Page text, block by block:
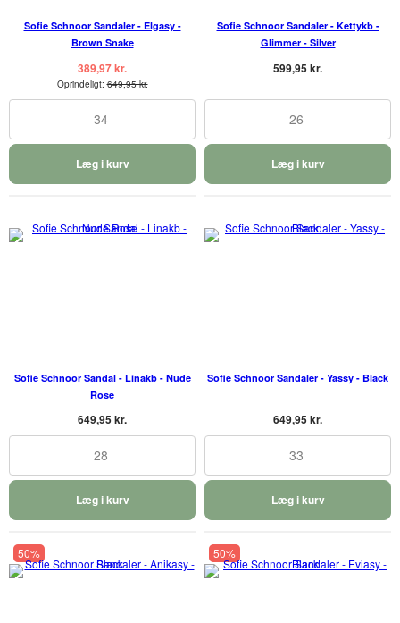
Sofie Schnoor Sandaler - Elgasy -
Brown Snake
389,97 kr.
Oprindeligt:649,95 kr.
34
Læg i kurv
Sofie Schnoor Sandaler - Kettykb -
Glimmer - Silver
599,95 kr.
26
Læg i kurv
Sofie Schnoor Sandal - Linakb - Nude
Rose
649,95 kr.
28
Læg i kurv
Sofie Schnoor Sandaler - Yassy - Black
649,95 kr.
33
Læg i kurv
50% 50%